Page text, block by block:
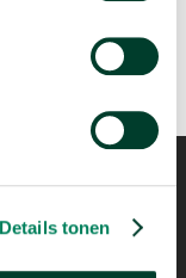
Details tonen